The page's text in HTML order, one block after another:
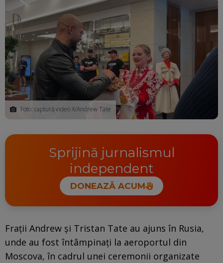
Foto: captură video X/Andrew Tate
Sprijină jurnalismul
independent
DONEAZĂ ACUM
Frații Andrew și Tristan Tate au ajuns în Rusia,
unde au fost întâmpinați la aeroportul din
Moscova, în cadrul unei ceremonii organizate